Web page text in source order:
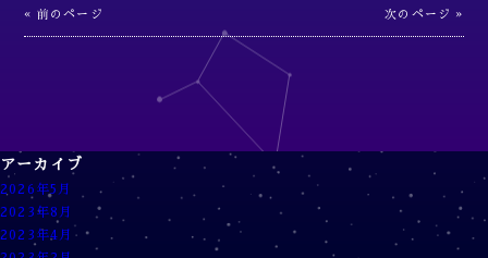
« 前のページ 次のページ »
アーカイブ
2026年5月
2023年8月
2023年4月